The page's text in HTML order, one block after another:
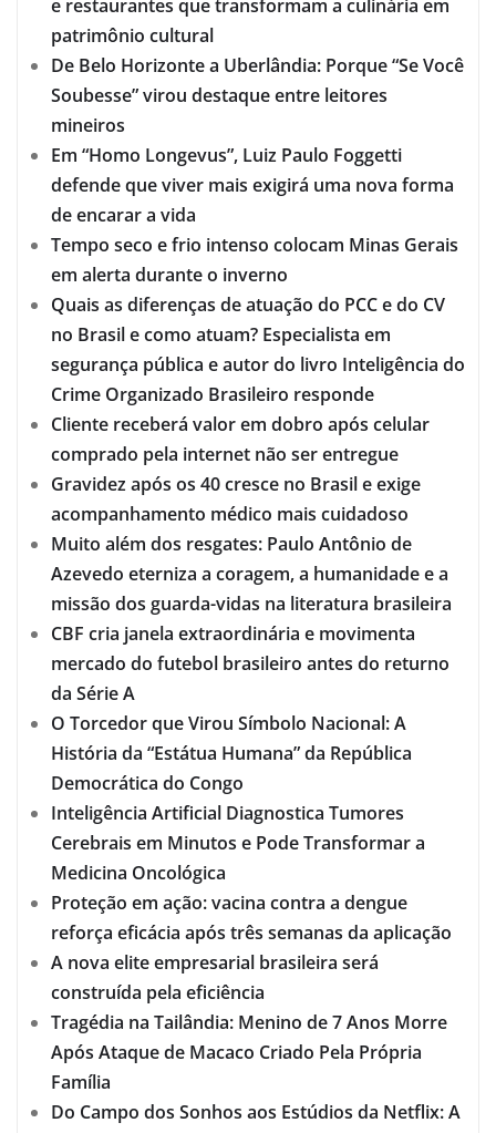
e restaurantes que transformam a culinária em
patrimônio cultural
De Belo Horizonte a Uberlândia: Porque “Se Você
Soubesse” virou destaque entre leitores
mineiros
Em “Homo Longevus”, Luiz Paulo Foggetti
defende que viver mais exigirá uma nova forma
de encarar a vida
Tempo seco e frio intenso colocam Minas Gerais
em alerta durante o inverno
Quais as diferenças de atuação do PCC e do CV
no Brasil e como atuam? Especialista em
segurança pública e autor do livro Inteligência do
Crime Organizado Brasileiro responde
Cliente receberá valor em dobro após celular
comprado pela internet não ser entregue
Gravidez após os 40 cresce no Brasil e exige
acompanhamento médico mais cuidadoso
Muito além dos resgates: Paulo Antônio de
Azevedo eterniza a coragem, a humanidade e a
missão dos guarda-vidas na literatura brasileira
CBF cria janela extraordinária e movimenta
mercado do futebol brasileiro antes do returno
da Série A
O Torcedor que Virou Símbolo Nacional: A
História da “Estátua Humana” da República
Democrática do Congo
Inteligência Artificial Diagnostica Tumores
Cerebrais em Minutos e Pode Transformar a
Medicina Oncológica
Proteção em ação: vacina contra a dengue
reforça eficácia após três semanas da aplicação
A nova elite empresarial brasileira será
construída pela eficiência
Tragédia na Tailândia: Menino de 7 Anos Morre
Após Ataque de Macaco Criado Pela Própria
Família
Do Campo dos Sonhos aos Estúdios da Netflix: A